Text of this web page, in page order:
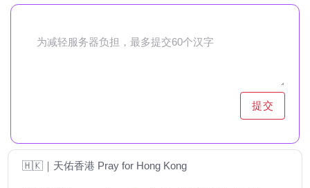
提交
🇭🇰｜天佑香港 Pray for Hong Kong